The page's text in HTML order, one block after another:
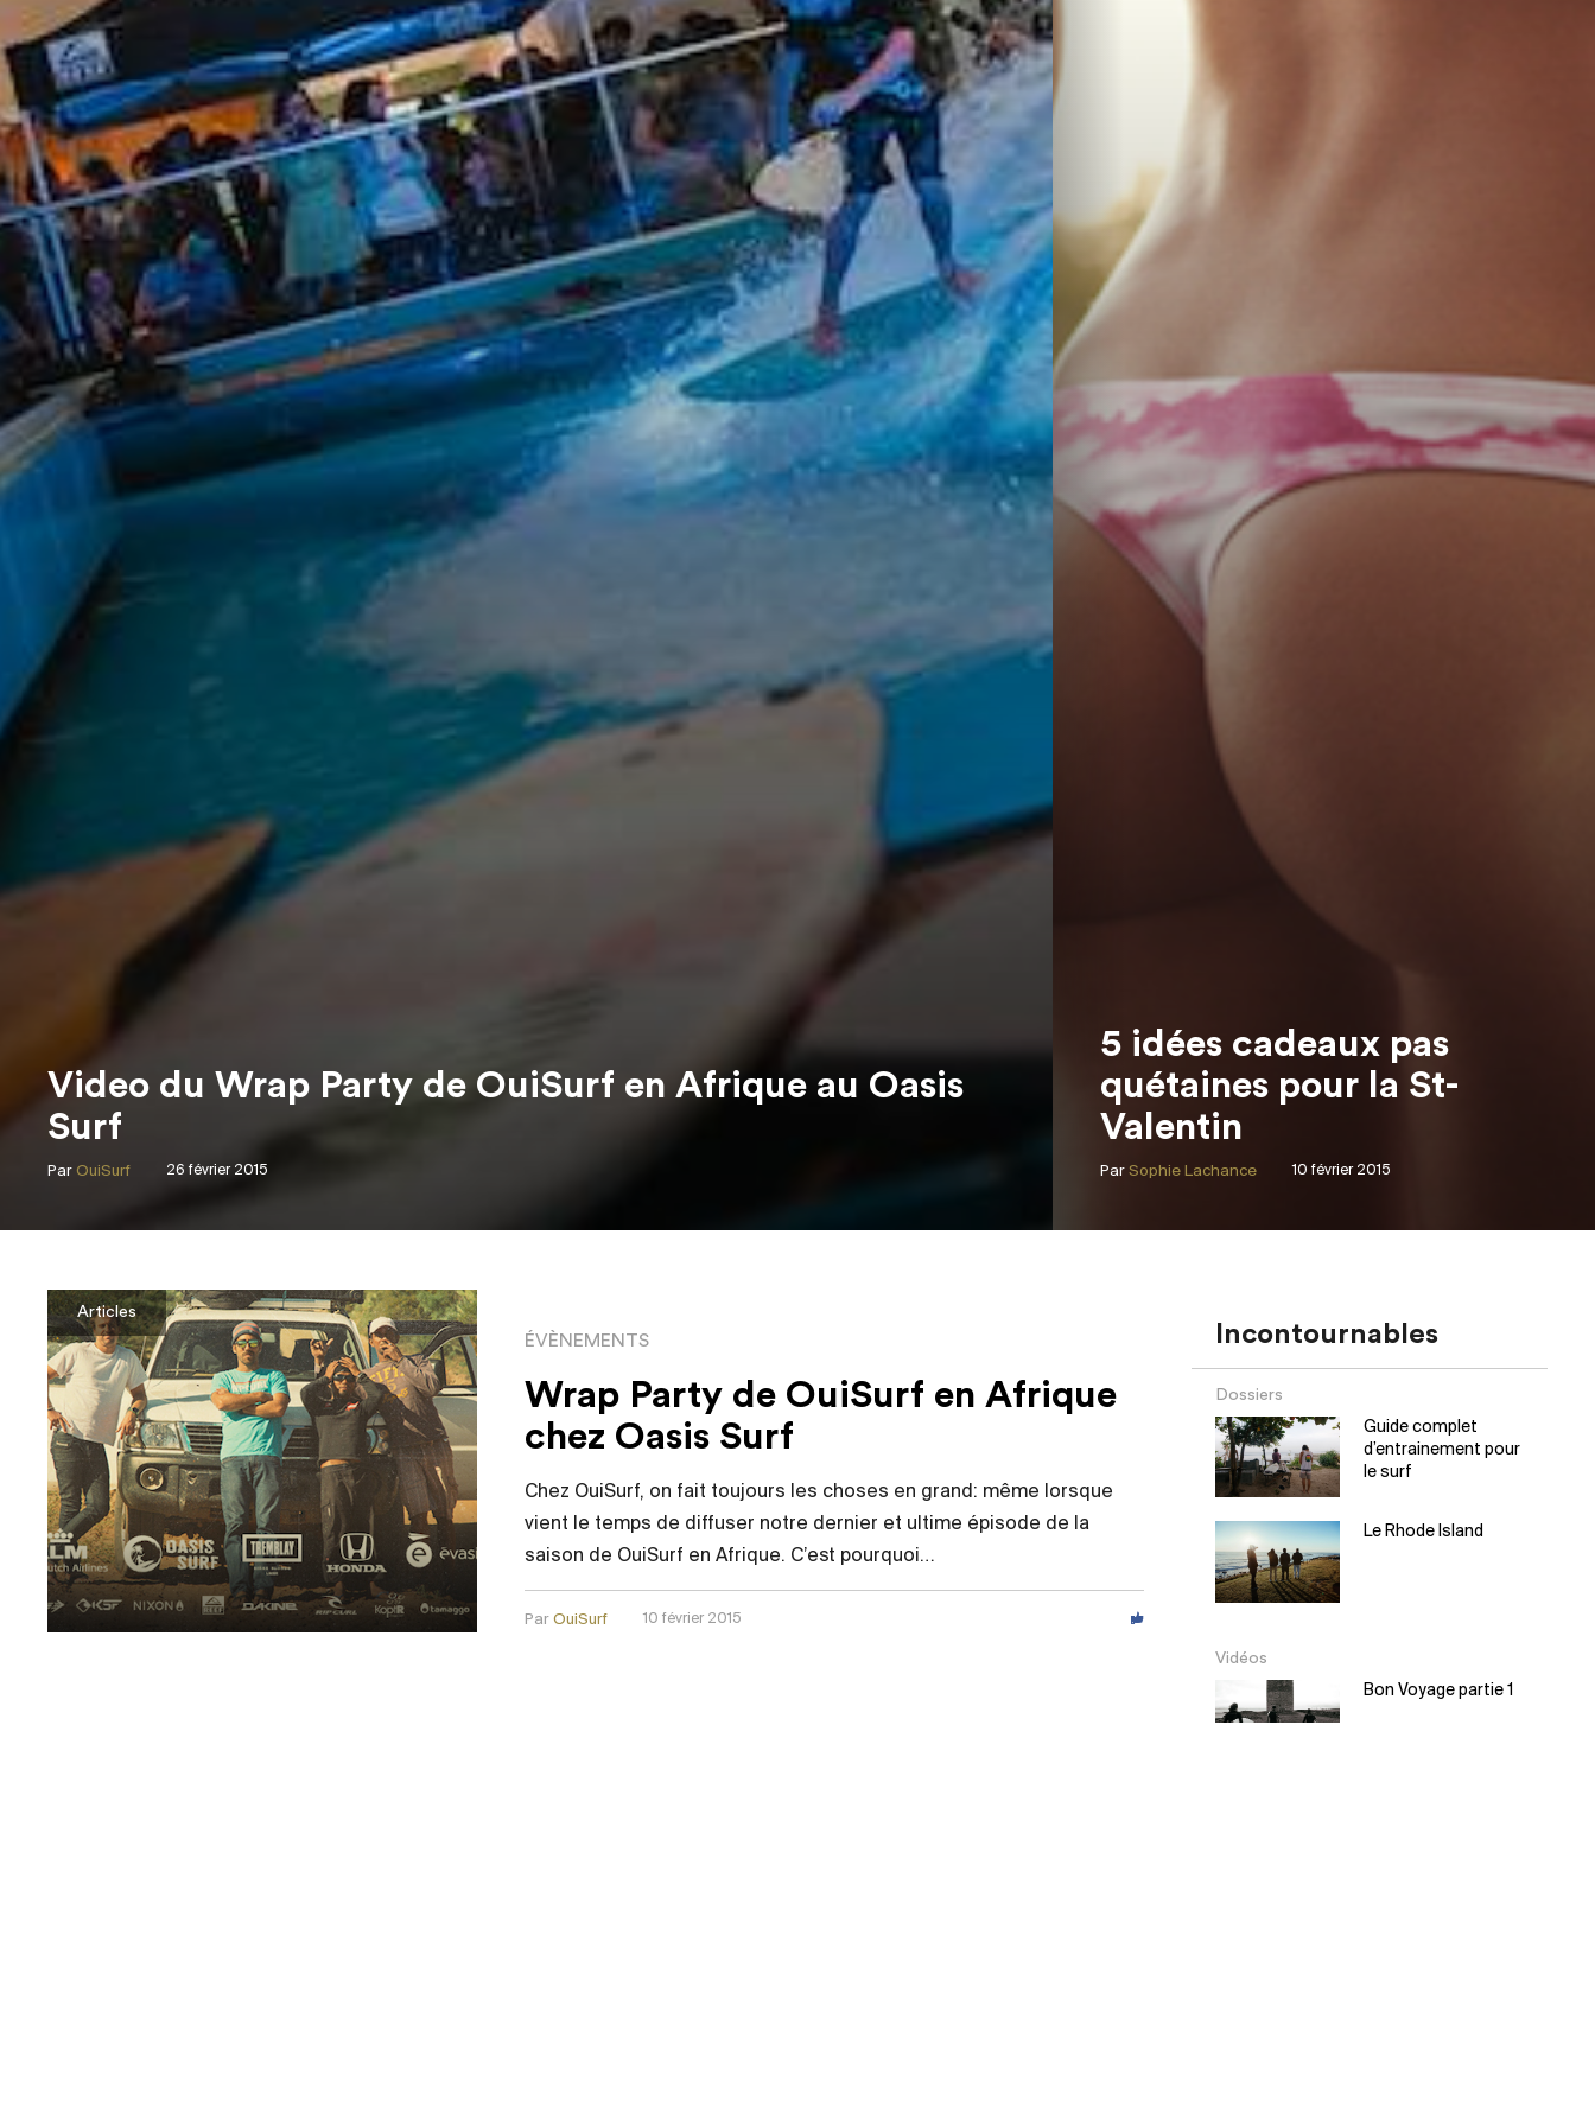
Video du Wrap Party de OuiSurf en Afrique au Oasis
Surf
26 février 2015
Par OuiSurf
5 idées cadeaux pas
quétaines pour la St-
Valentin
10 février 2015
Par Sophie Lachance
Articles
ÉVÈNEMENTS
Wrap Party de OuiSurf en Afrique
chez Oasis Surf
Chez OuiSurf, on fait toujours les choses en grand: même lorsque
vient le temps de diffuser notre dernier et ultime épisode de la
saison de OuiSurf en Afrique. C’est pourquoi…
10 février 2015
Par OuiSurf
Incontournables
Dossiers
Guide complet
d’entrainement pour
le surf
Le Rhode Island
Vidéos
Bon Voyage partie 1